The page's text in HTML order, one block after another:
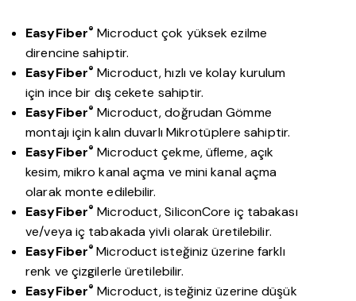
EasyFiber® Microduct çok yüksek ezilme
direncine sahiptir.
EasyFiber® Microduct, hızlı ve kolay kurulum
için ince bir dış cekete sahiptir.
EasyFiber® Microduct, doğrudan Gömme
montajı için kalın duvarlı Mikrotüplere sahiptir.
EasyFiber® Microduct çekme, üfleme, açık
kesim, mikro kanal açma ve mini kanal açma
olarak monte edilebilir.
EasyFiber® Microduct, SiliconCore iç tabakası
ve/veya iç tabakada yivli olarak üretilebilir.
EasyFiber®Microduct isteğiniz üzerine farklı
renk ve çizgilerle üretilebilir.
EasyFiber® Microduct, isteğiniz üzerine düşük